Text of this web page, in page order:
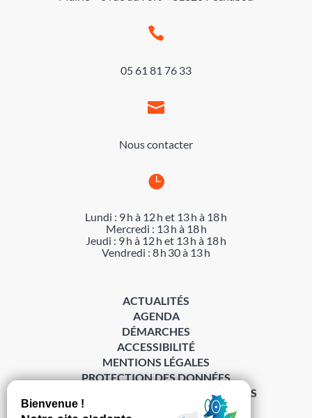

05 61 81 76 33

Nous contacter

Lundi : 9 h à 12 h et 13 h à 18 h
Mercredi : 13 h à 18 h
Jeudi : 9 h à 12 h et 13 h à 18 h
Vendredi : 8 h 30 à 13 h
ACTUALITÉS
AGENDA
DÉMARCHES
ACCESSIBILITÉ
MENTIONS LÉGALES
PROTECTION DES DONNÉES
POLITIQUE DE GESTION DES COOKIES